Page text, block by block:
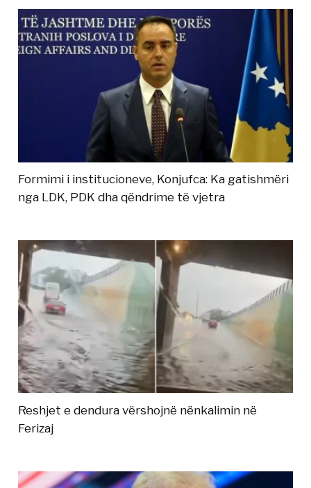
Formimi i institucioneve, Konjufca: Ka gatishmëri
nga LDK, PDK dha qëndrime të vjetra
Reshjet e dendura vërshojnë nënkalimin në
Ferizaj